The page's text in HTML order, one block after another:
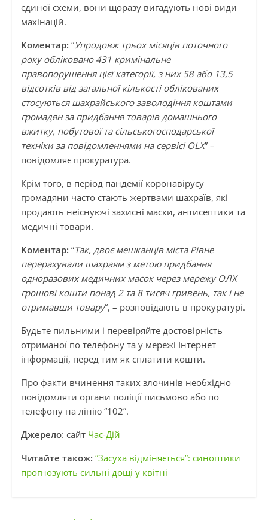
єдиної схеми, вони щоразу вигадують нові види
махінацій.
Коментар: “Упродовж трьох місяців поточного
року обліковано 431 кримінальне
правопорушення цієї категорії, з них 58 або 13,5
відсотків від загальної кількості облікованих
стосуються шахрайського заволодіння коштами
громадян за придбання товарів домашнього
вжитку, побутової та сільськогосподарської
техніки за повідомленнями на сервісі OLX” –
повідомляє прокуратура.
Крім того, в період пандемії коронавірусу
громадяни часто стають жертвами шахраїв, які
продають неіснуючі захисні маски, антисептики та
медичні товари.
Коментар: “Так, двоє мешканців міста Рівне
перерахували шахраям з метою придбання
одноразових медичних масок через мережу ОЛХ
грошові кошти понад 2 та 8 тисяч гривень, так і не
отримавши товару“, – розповідають в прокуратурі.
Будьте пильними і перевіряйте достовірність
отриманої по телефону та у мережі Інтернет
інформації, перед тим як сплатити кошти.
Про факти вчинення таких злочинів необхідно
повідомляти органи поліції письмово або по
телефону на лінію “102”.
Джерело: сайт Час-Дій
Читайте також: “Засуха відміняється”: синоптики
прогнозують сильні дощі у квітні